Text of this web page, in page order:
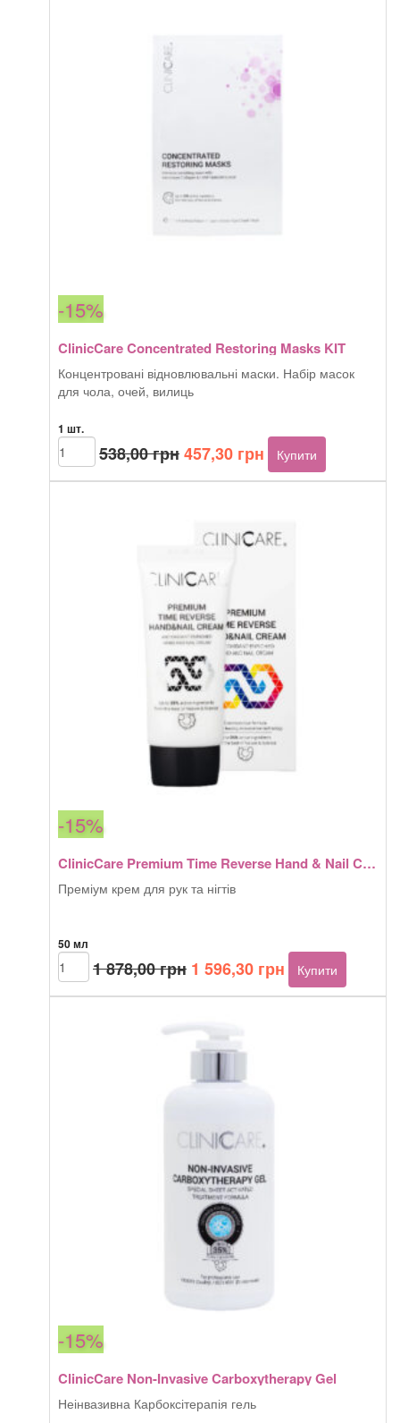
-15%
ClinicCare Concentrated Restoring Masks KIT
Концентровані відновлювальні маски. Набір масок
для чола, очей, вилиць
1 шт.
538,00грн Оригінальна
ціна:
457,30 грнПоточна
ціна:
ClinicCare
Concentrated
Restoring
Купити
-15%
ClinicCare Premium Time Reverse Hand & Nail Cream
Преміум крем для рук та нігтів
50 мл
1 878,00грн Оригінальна
878,00 грн.
1 596,30 грнПоточна
ціна:
ClinicCare
Premium
Time
Купити
-15%
ClinicCare Non-Invasive Carboxytherapy Gel
Неінвазивна Карбоксітерапія гель